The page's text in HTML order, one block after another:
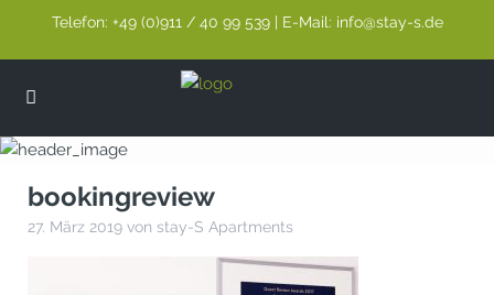
Telefon: +49 (0)911 / 40 99 539 | E-Mail: info@stay-s.de
bookingreview
27. März 2019 von stay-S Apartments